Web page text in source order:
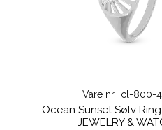
Vare nr.: cl-800-
Ocean Sunset Sølv Ring
JEWELRY &